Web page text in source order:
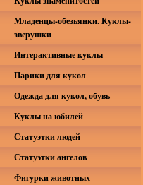
Младенцы-обезьянки. Куклы-
зверушки
Интерактивные куклы
Парики для кукол
Одежда для кукол, обувь
Куклы на юбилей
Статуэтки людей
Статуэтки ангелов
Фигурки животных